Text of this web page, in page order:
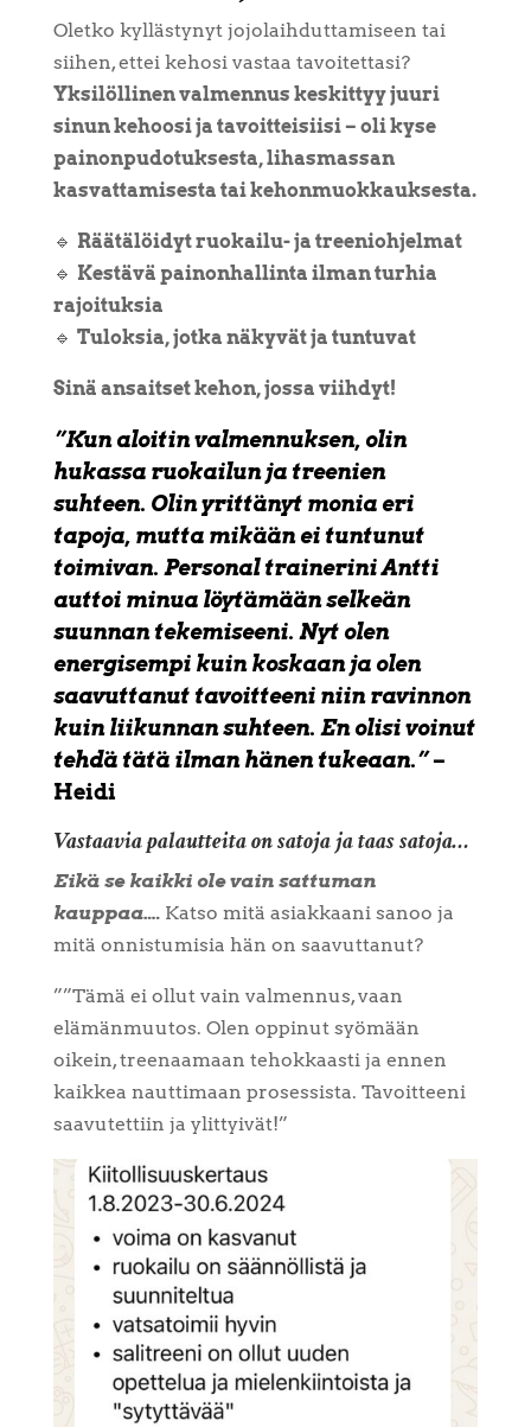
Oletko kyllästynyt jojolaihduttamiseen tai
siihen, ettei kehosi vastaa tavoitettasi?
Yksilöllinen valmennus keskittyy juuri
sinun kehoosi ja tavoitteisiisi – oli kyse
painonpudotuksesta, lihasmassan
kasvattamisesta tai kehonmuokkauksesta.
🔹 Räätälöidyt ruokailu- ja treeniohjelmat
🔹 Kestävä painonhallinta ilman turhia
rajoituksia
🔹 Tuloksia, jotka näkyvät ja tuntuvat
Sinä ansaitset kehon, jossa viihdyt!
”Kun aloitin valmennuksen, olin
hukassa ruokailun ja treenien
suhteen. Olin yrittänyt monia eri
tapoja, mutta mikään ei tuntunut
toimivan. Personal trainerini Antti
auttoi minua löytämään selkeän
suunnan tekemiseeni. Nyt olen
energisempi kuin koskaan ja olen
saavuttanut tavoitteeni niin ravinnon
kuin liikunnan suhteen. En olisi voinut
tehdä tätä ilman hänen tukeaan.”–
Heidi
Vastaavia palautteita on satoja ja taas satoja…
Eikä se kaikki ole vain sattuman
kauppaa….Katso mitä asiakkaani sanoo ja
mitä onnistumisia hän on saavuttanut?
””Tämä ei ollut vain valmennus, vaan
elämänmuutos. Olen oppinut syömään
oikein, treenaamaan tehokkaasti ja ennen
kaikkea nauttimaan prosessista. Tavoitteeni
saavutettiin ja ylittyivät!”